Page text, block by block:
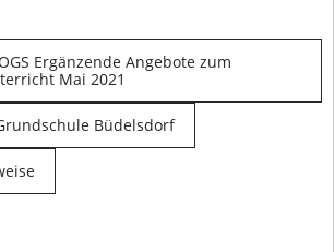
Ergänzende Angebote zum
Mai 2021
Büdelsdorf